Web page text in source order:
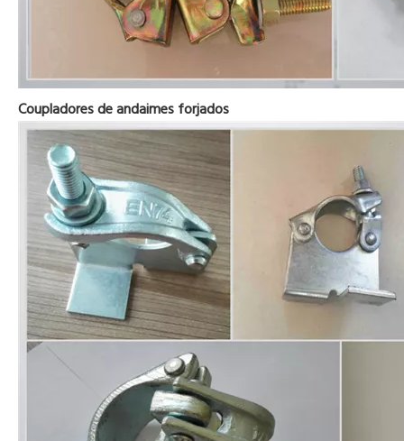
Coupladores de andaimes forjados